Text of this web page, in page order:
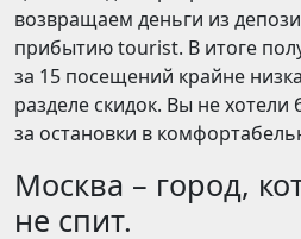
возвращаем деньги из
прибытию tourist. В итоге
за 15 посещений крайне
разделе скидок. Вы не
за остановки в
Москва – город,
не спит.